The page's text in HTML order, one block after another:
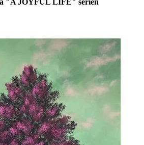
"A JOYFUL LIFE" serien